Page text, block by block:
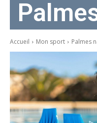
Accueil Mon sport Palmes